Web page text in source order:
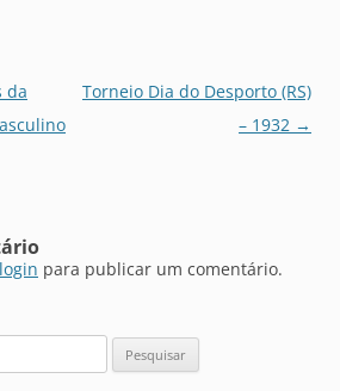
da
Torneio Dia do Desporto (RS)
– 1932 →
login para publicar um comentário.